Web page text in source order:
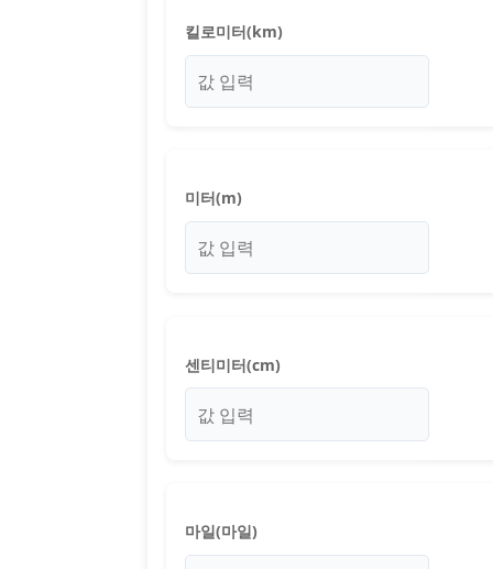
킬로미터(km)
미터(m)
센티미터(cm)
마일(마일)